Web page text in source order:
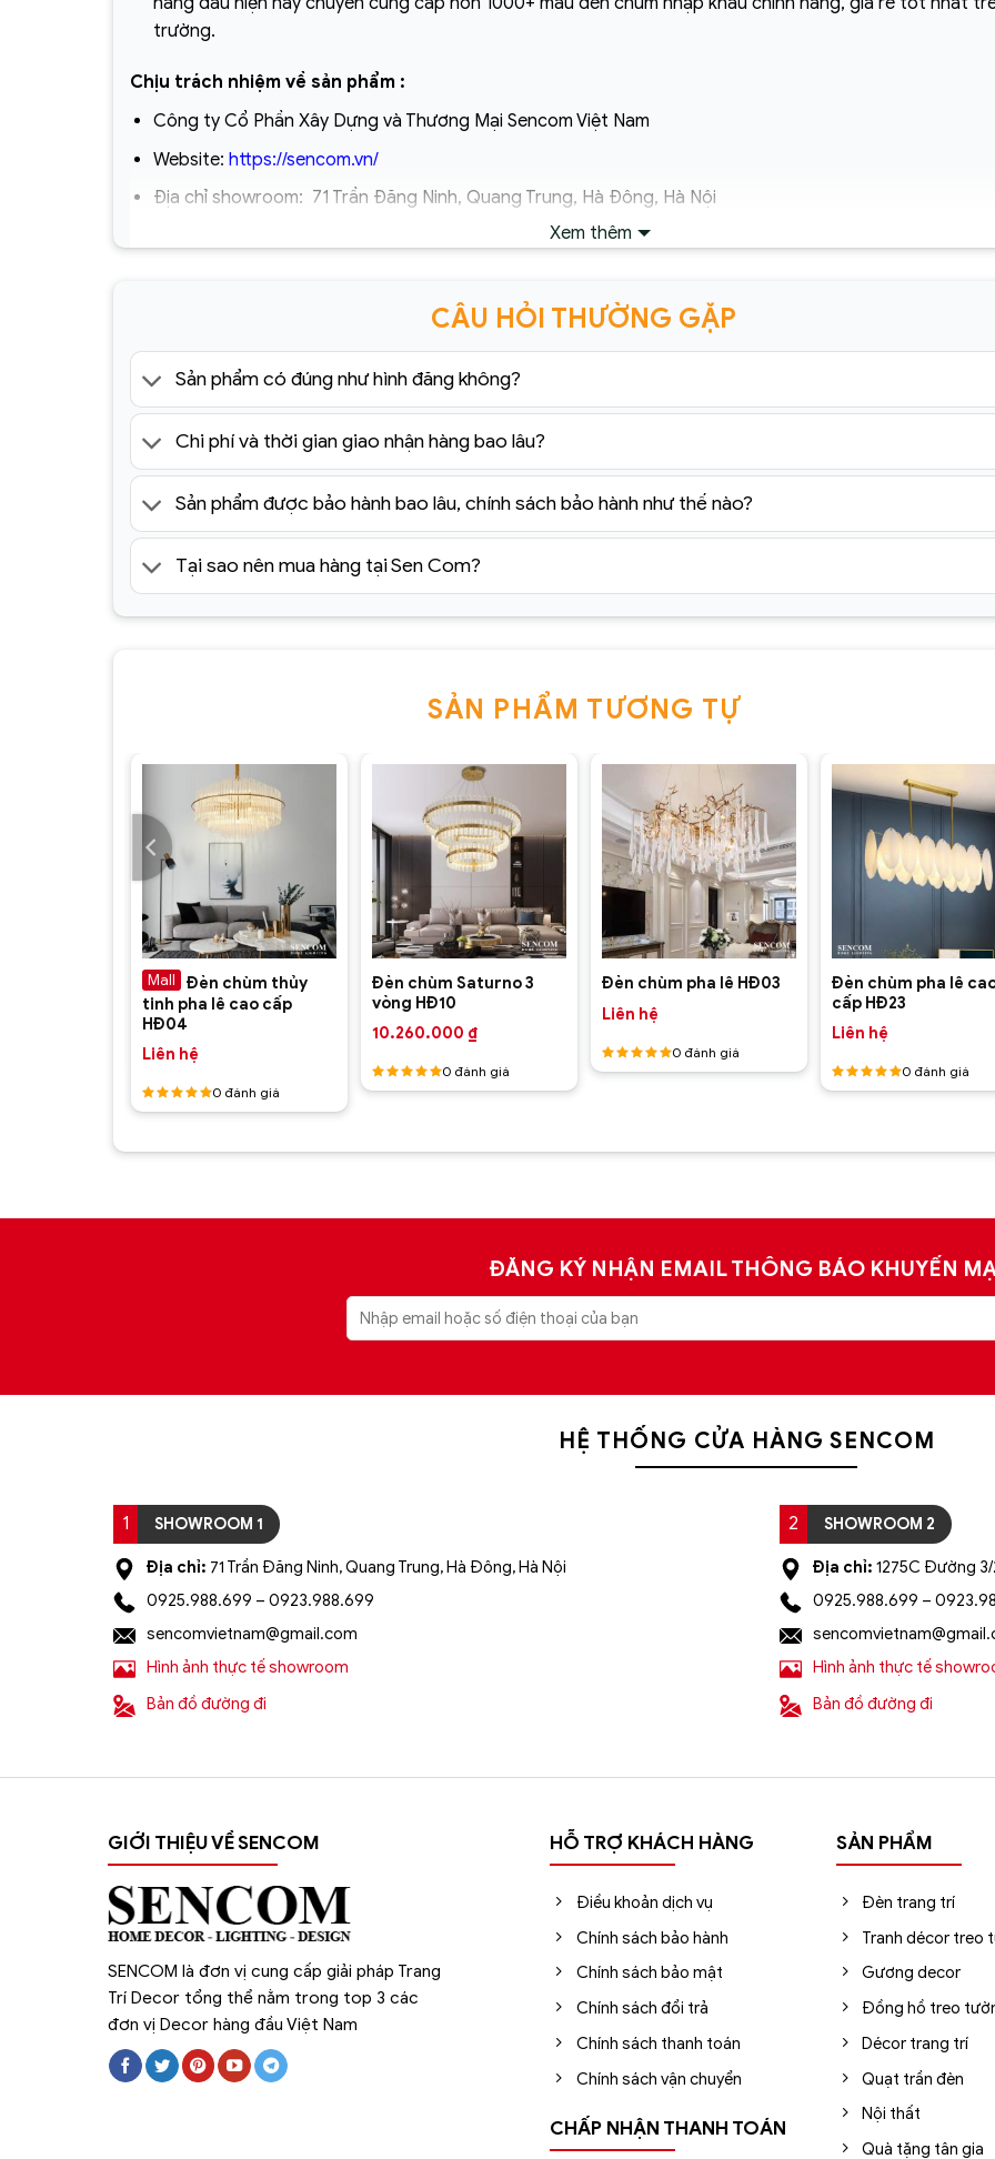
trường.
Chịu trách nhiệm về sản phẩm :
Công ty Cổ Phần Xây Dựng và Thương Mại Sencom Việt Nam
Website: https://sencom.vn/
Địa chỉ showroom: 71 Trần Đăng Ninh, Quang Trung, Hà Đông, Hà Nội
1.500.000đ (Bao gồm tất cả mã sản phẩm)
Lưu ý: Đơn hàng sẽ chỉ được gửi đi sau khi có xác nhận của tổng đài viên trong vòng 2 tiếng. Quý khách
lòng giữ điện thoại
=> Tham khảo thêm 100+ mẫu đèn trang trí khuyến mãi giá rẻ tại: https://sencom.vn/category/den-trang-tri
Xem thêm
CÂU HỎI THƯỜNG GẶP
Sản phẩm có đúng như hình đăng không?
Chi phí và thời gian giao nhận hàng bao lâu?
Sản phẩm được bảo hành bao lâu, chính sách bảo hành như thế nào?
Tại sao nên mua hàng tại Sen Com?
SẢN PHẨM TƯƠNG TỰ
+
Đèn chùm thủy
tinh pha lê cao cấp
HĐ04
Liên hệ
Được
55 sao
0 đánh giá
+
Đèn chùm Saturno 3
vòng HĐ10
10.260.000 ₫
Được
0đánh giá
+
Đèn chùm pha lê HĐ03
Liên hệ
Được
0đánh giá
Đèn chùm pha lê
cấp HĐ23
Liên hệ
Được
0đánh giá
ĐĂNG KÝ NHẬN EMAIL THÔNG BÁO KHUYẾN
HỆ THỐNG CỬA HÀNG SENCOM
1 SHOWROOM 1
Địa chỉ: 71 Trần Đăng Ninh, Quang Trung, Hà Đông, Hà Nội
0925.988.699 – 0923.988.699
sencomvietnam@gmail.com
Hình ảnh thực tế showroom
Bản đồ đường đi
2 SHOWROOM 2
Địa chỉ: 1275C Đường 3/
0925.988.699 –
Hình ảnh thực tế
Bản đồ đường đi
GIỚI THIỆU VỀ SENCOM
SENCOM là đơn vị cung cấp giải pháp Trang
Trí Decor tổng thể nằm trong top 3 các
đơn vị Decor hàng đầu Việt Nam
HỖ TRỢ KHÁCH HÀNG
Điều khoản dịch vụ
Chính sách bảo hành
Chính sách bảo mật
Chính sách đổi trả
Chính sách thanh toán
Chính sách vận chuyển
CHẤP NHẬN THANH TOÁN
SẢN PHẨM
Đèn trang trí
Tranh décor treo
Gương decor
Đồng hồ treo
Décor trang trí
Quạt trần đèn
Nội thất
Quà tặng tân gia